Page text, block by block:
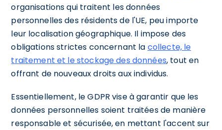
organisations qui traitent les données
personnelles des résidents de l'UE, peu importe
leur localisation géographique. Il impose des
obligations strictes concernant la collecte, le
traitement et le stockage des données, tout en
offrant de nouveaux droits aux individus.
Essentiellement, le GDPR vise à garantir que les
données personnelles soient traitées de manière
responsable et sécurisée, en mettant l'accent sur